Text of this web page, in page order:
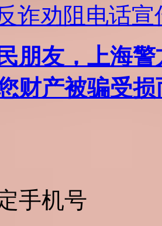
诈劝阻电话宣
朋友，上海
财产被骗受
手机号